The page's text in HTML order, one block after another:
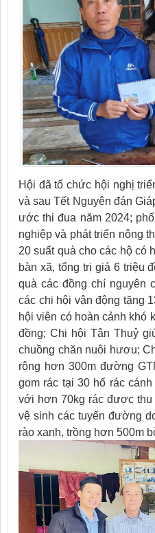
Hội đã tổ chức hội nghị
và sau Tết Nguyên đán
ước thi đua năm 2024;
nghiệp và phát triển nông
20 suất quà cho các hộ có
bàn xã, tổng trị giá 6 triệu
quà các đồng chí nguyên
các chi hội vận động tặng
hội viên có hoàn cảnh khó
đồng; Chi hội Tân Thuỷ
chuồng chăn nuôi hươu;
rộng hơn 300m đường
gom rác tại 30 hố rác
với hơn 70kg rác được thu
vệ sinh các tuyến đường
rào xanh, trồng hơn 500m